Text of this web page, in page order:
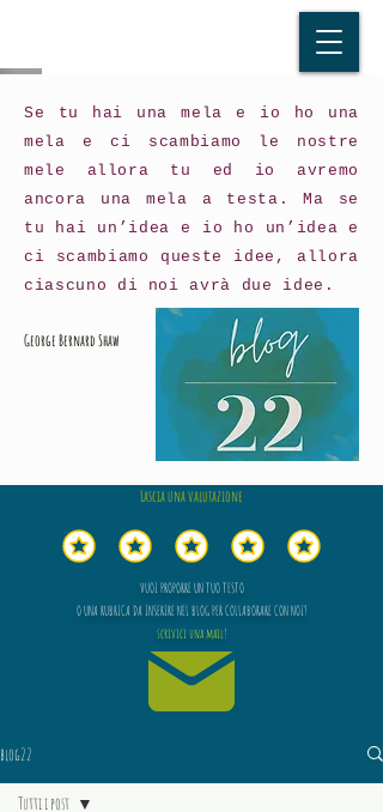
Se tu hai una mela e io ho una
mela e ci scambiamo le nostre
mele allora tu ed io avremo
ancora una mela a testa. Ma se
tu hai un’idea e io ho un’idea e
ci scambiamo queste idee, allora
ciascuno di noi avrà due idee.
George Bernard Shaw
Lascia una valutazione
VUOI PROPORRE UN TUO TESTO
O UNA RUBRICA DA INSERIRE NEL BLOG PER COLLABORARE CON NOI?
scrivici una mail!
blog22
Tutti i post